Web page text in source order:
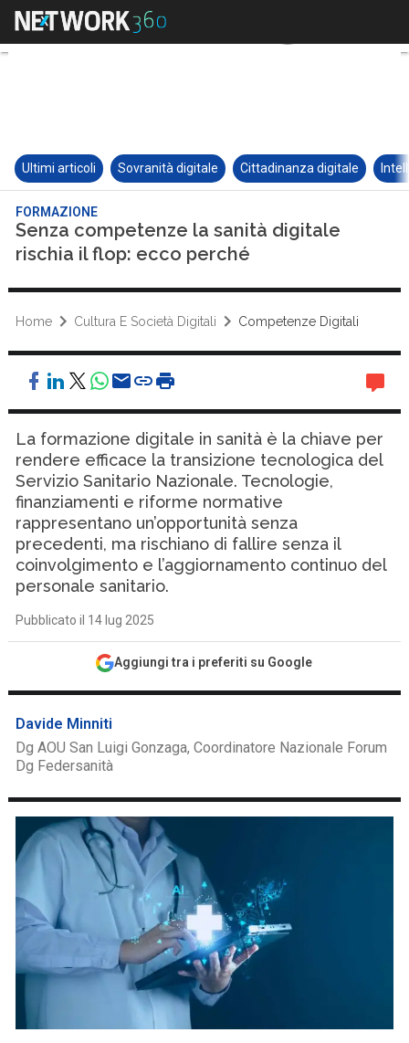
Ultimi articoli Sovranità digitale Cittadinanza digitale
FORMAZIONE
Senza competenze la sanità digitale
rischia il flop: ecco perché
Home Cultura E Società Digitali Competenze Digitali
La formazione digitale in sanità è la chiave per
rendere efficace la transizione tecnologica del
Servizio Sanitario Nazionale. Tecnologie,
finanziamenti e riforme normative
rappresentano un’opportunità senza
precedenti, ma rischiano di fallire senza il
coinvolgimento e l’aggiornamento continuo del
personale sanitario.
Pubblicato il 14 lug 2025
Aggiungi tra i preferiti su Google
Davide Minniti
Dg AOU San Luigi Gonzaga, Coordinatore Nazionale Forum
Dg Federsanità